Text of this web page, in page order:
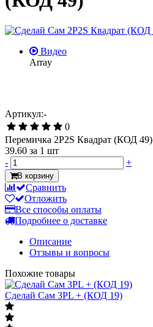
Видео
Array
Артикул:-
0
Перемичка 2P2S Квадрат (КОД 49)
39.60 за 1 шт
-
+
В корзину
Сравнить
Отложить
Все способы оплаты
Подробнее о доставке
Описание
Отзывы и вопросы
Похожие товары
Сделай Сам 3PL + (КОД 19)